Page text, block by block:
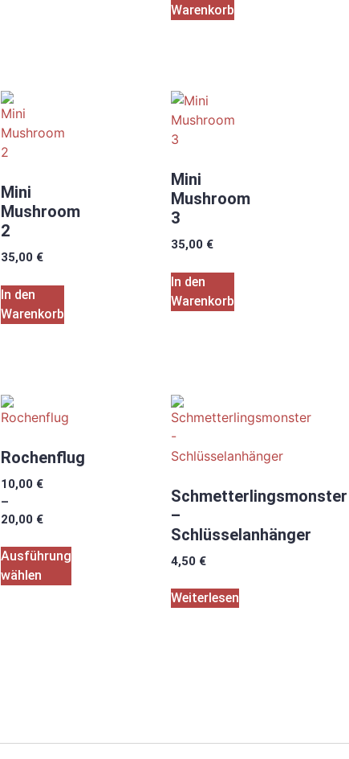
Warenkorb
Mini
Mushroom
2
35,00 €
In den
Warenkorb
Mini
Mushroom
3
35,00 €
In den
Warenkorb
Rochenflug
10,00 €
–
20,00 €
Ausführung
wählen
Schmetterlingsmonster
–
Schlüsselanhänger
4,50 €
Weiterlesen